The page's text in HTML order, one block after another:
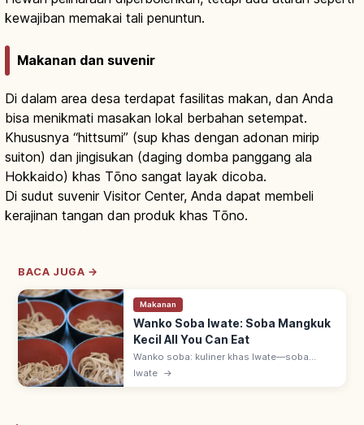
kewajiban memakai tali penuntun.
Makanan dan suvenir
Di dalam area desa terdapat fasilitas makan, dan Anda
bisa menikmati masakan lokal berbahan setempat.
Khususnya “hittsumi” (sup khas dengan adonan mirip
suiton) dan jingisukan (daging domba panggang ala
Hokkaido) khas Tōno sangat layak dicoba.
Di sudut suvenir Visitor Center, Anda dapat membeli
kerajinan tangan dan produk khas Tōno.
BACA JUGA →
Makanan
Wanko Soba Iwate: Soba Mangkuk
Kecil All You Can Eat
Wanko soba: kuliner khas Iwate—soba
ukuran satu suap disajikan terus-menerus
Iwate →